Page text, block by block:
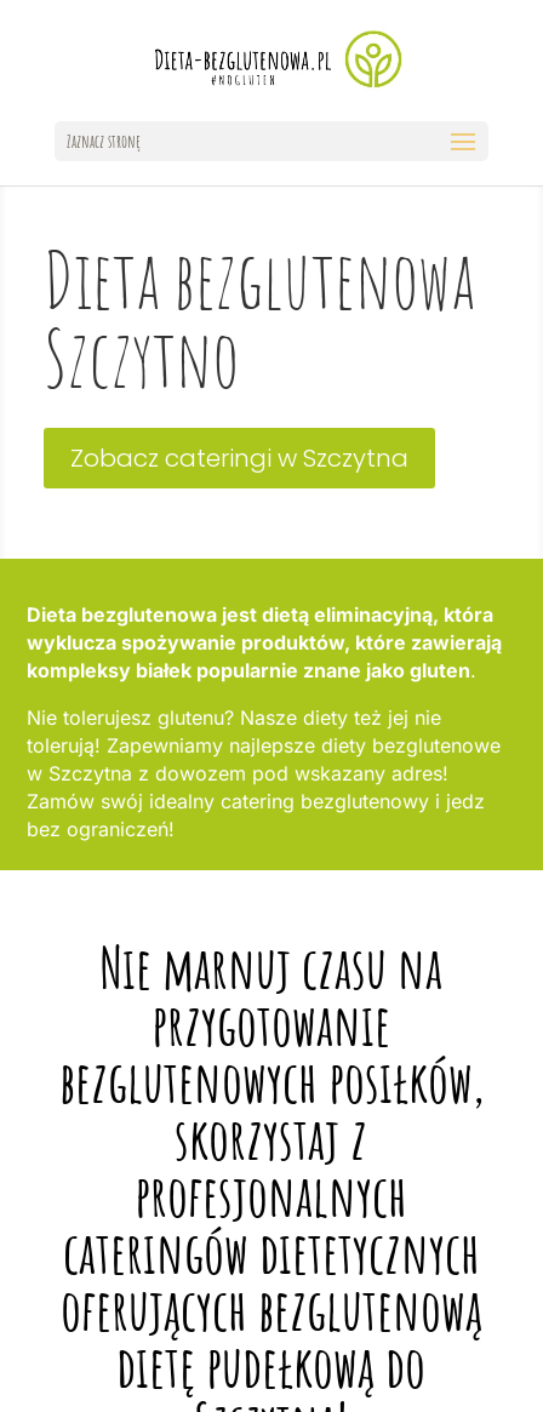
Zaznacz stronę
Dieta bezglutenowa
Szczytno
Zobacz cateringi w Szczytna
Dieta bezglutenowa jest dietą eliminacyjną, która
wyklucza spożywanie produktów, które zawierają
kompleksy białek popularnie znane jako gluten.
Nie tolerujesz glutenu? Nasze diety też jej nie
tolerują! Zapewniamy najlepsze diety bezglutenowe
w Szczytna z dowozem pod wskazany adres!
Zamów swój idealny catering bezglutenowy i jedz
bez ograniczeń!
Nie marnuj czasu na
przygotowanie
bezglutenowych posiłków,
skorzystaj z
profesjonalnych
cateringów dietetycznych
oferujących bezglutenową
dietę pudełkową do